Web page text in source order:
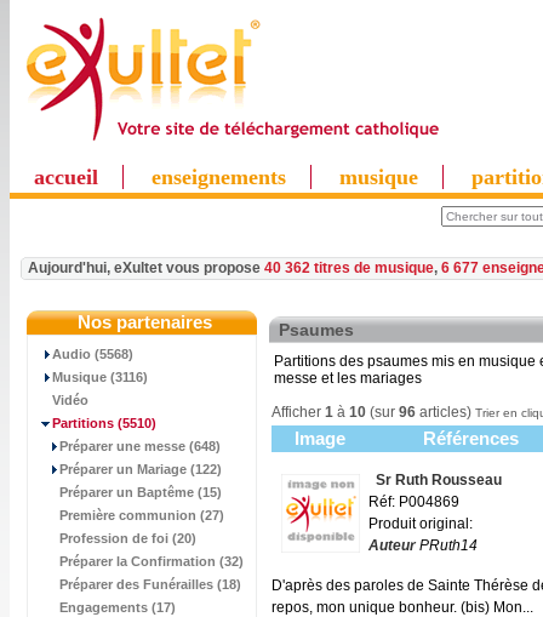
accueil enseignements musique
Aujourd'hui, eXultet vous propose 40 362 titres de musique, 6 677
Nos partenaires
Audio (5568)
Musique (3116)
Vidéo
Partitions (5510)
Préparer une messe (648)
Préparer un Mariage (122)
Préparer un Baptême (15)
Première communion (27)
Profession de foi (20)
Préparer la Confirmation (32)
Préparer des Funérailles (18)
Engagements (17)
Psaumes
Partitions des psaumes mis en
messe et les mariages
Afficher 1 à 10 (sur 96 articles) Trier en
Image Références
Sr Ruth Rousseau
Réf: P004869
Produit original:
AuteurPRuth14
D'après des paroles de Sainte Thérèse
repos, mon unique bonheur. (bis) Mon...